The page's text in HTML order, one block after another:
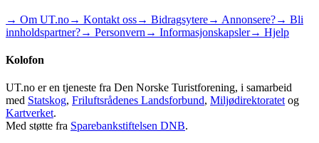
→ Om UT.no→ Kontakt oss→ Bidragsytere→ Annonsere?→ Bli
innholdspartner?→ Personvern → Informasjonskapsler→ Hjelp
Kolofon
UT.no er en tjeneste fra Den Norske Turistforening, i samarbeid
med Statskog, Friluftsrådenes Landsforbund, Miljødirektoratet og
Kartverket.
Med støtte fra Sparebankstiftelsen DNB.